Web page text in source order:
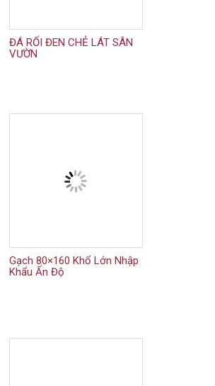
ĐÁ RỐI ĐEN CHẺ LÁT SÂN
VƯỜN
Gạch 80×160 Khổ Lớn Nhập
Khẩu Ấn Độ